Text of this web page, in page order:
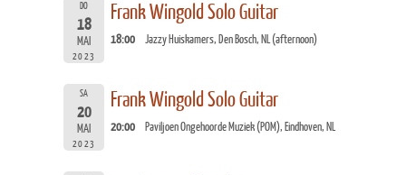
DO
18
MAI
2023
Frank Wingold Solo Guitar
18:00 Jazzy Huiskamers, Den Bosch, NL (afternoon)
SA
20
MAI
2023
Frank Wingold Solo Guitar
20:00 Paviljoen Ongehoorde Muziek (POM), Eindhoven, NL